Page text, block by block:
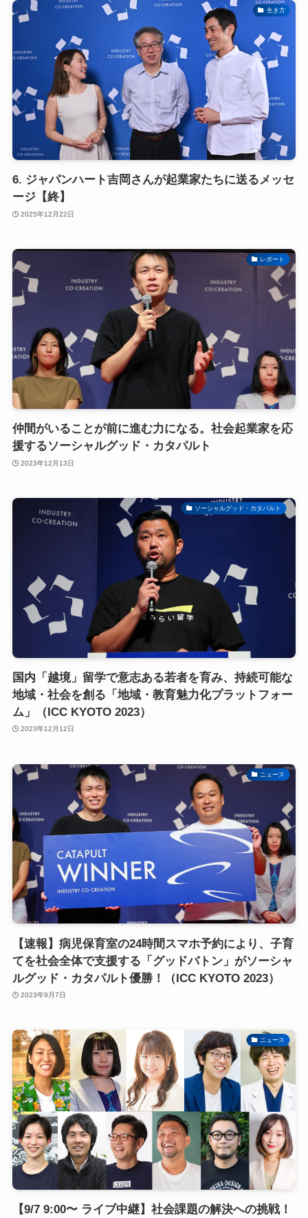
生き方
6. ジャパンハート吉岡さんが起業家たちに送るメッセ
ージ【終】
2025年12月22日
レポート
仲間がいることが前に進む力になる。社会起業家を応
援するソーシャルグッド・カタパルト
2023年12月13日
ソーシャルグッド・カタパルト
国内「越境」留学で意志ある若者を育み、持続可能な
地域・社会を創る「地域・教育魅力化プラットフォー
ム」（ICC KYOTO 2023）
2023年12月12日
ニュース
【速報】病児保育室の24時間スマホ予約により、子育
てを社会全体で支援する「グッドバトン」がソーシャ
ルグッド・カタパルト優勝！（ICC KYOTO 2023）
2023年9月7日
ニュース
【9/7 9:00〜 ライブ中継】社会課題の解決への挑戦！